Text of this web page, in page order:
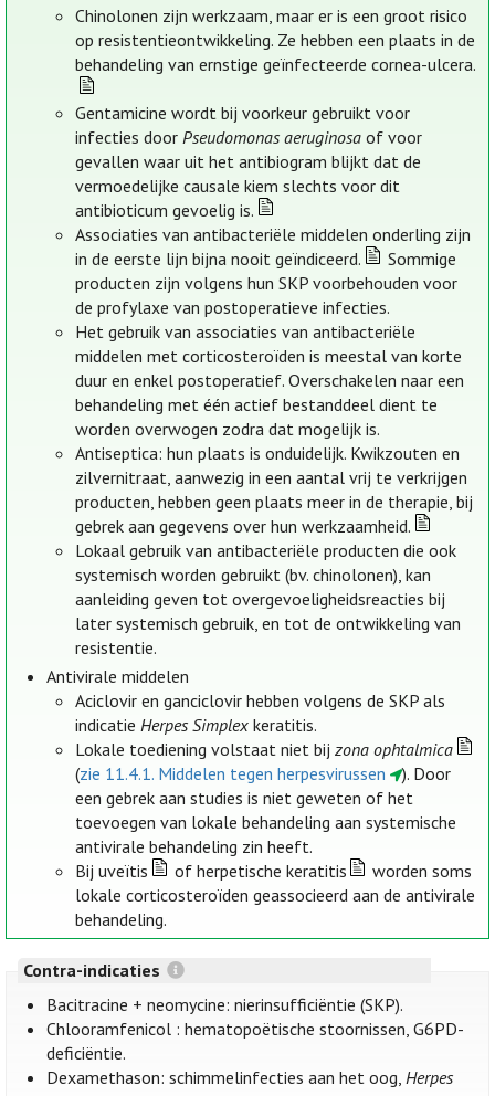
Chinolonen zijn werkzaam, maar er is een groot risico
op resistentieontwikkeling. Ze hebben een plaats in de
behandeling van ernstige geïnfecteerde cornea-ulcera.
Gentamicine wordt bij voorkeur gebruikt voor
infecties doorPseudomonas aeruginosa of voor
gevallen waar uit het antibiogram blijkt dat de
vermoedelijke causale kiem slechts voor dit
antibioticum gevoelig is.
Associaties van antibacteriële middelen onderling zijn
in de eerste lijn bijna nooit geïndiceerd.
Sommige
producten zijn volgens hun SKP voorbehouden voor
de profylaxe van postoperatieve infecties.
Het gebruik van associaties van antibacteriële
middelen met corticosteroïden is meestal van korte
duur en enkel postoperatief. Overschakelen naar een
behandeling met één actief bestanddeel dient te
worden overwogen zodra dat mogelijk is.
Antiseptica: hun plaats is onduidelijk. Kwikzouten en
zilvernitraat, aanwezig in een aantal vrij te verkrijgen
producten, hebben geen plaats meer in de therapie, bij
gebrek aan gegevens over hun werkzaamheid.
Lokaal gebruik van antibacteriële producten die ook
systemisch worden gebruikt (bv. chinolonen), kan
aanleiding geven tot overgevoeligheidsreacties bij
later systemisch gebruik, en tot de ontwikkeling van
resistentie.
Antivirale middelen
Aciclovir en ganciclovir hebben volgens de SKP als
indicatieHerpes Simplex keratitis.
Lokale toediening volstaat niet bijzona ophtalmica
(zie 11.4.1. Middelen tegen herpesvirussen
). Door
een gebrek aan studies is niet geweten of het
toevoegen van lokale behandeling aan systemische
antivirale behandeling zin heeft.
Bij uveïtis
of herpetische keratitis
worden soms
lokale corticosteroïden geassocieerd aan de antivirale
behandeling.
Contra-indicaties
Bacitracine + neomycine: nierinsufficiëntie (SKP).
Chlooramfenicol : hematopoëtische stoornissen, G6PD-
deficiëntie.
Dexamethason: schimmelinfecties aan het oog,Herpes